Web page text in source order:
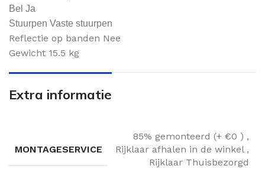
Bel Ja
Stuurpen Vaste stuurpen
Reflectie op banden Nee
Gewicht 15.5 kg
Extra informatie
MONTAGESERVICE
85% gemonteerd (+ €0 ) ,
Rijklaar afhalen in de winkel ,
Rijklaar Thuisbezorgd